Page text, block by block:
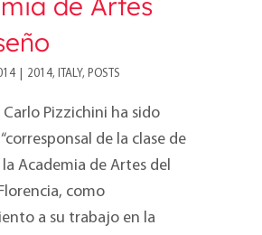
2014, ITALY, POSTS
Pizzichini ha sido
de la clase de
la Academia de Artes del
como
a su trabajo en la